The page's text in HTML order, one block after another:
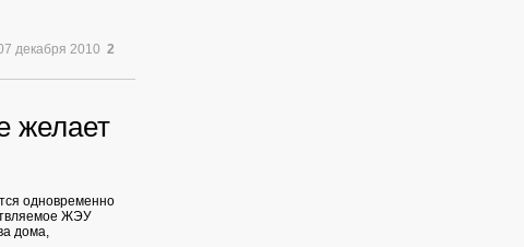
декабря 2010 2
желает
одновременно
ЖЭУ
дома,